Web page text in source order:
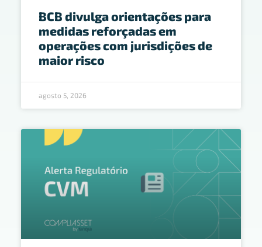
BCB divulga orientações para
medidas reforçadas em
operações com jurisdições de
maior risco
agosto 5, 2026